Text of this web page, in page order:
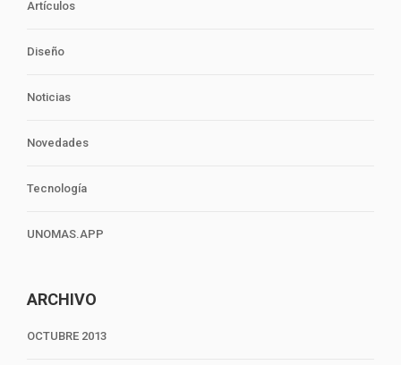
Artículos
Diseño
Noticias
Novedades
Tecnología
UNOMAS.APP
ARCHIVO
OCTUBRE 2013